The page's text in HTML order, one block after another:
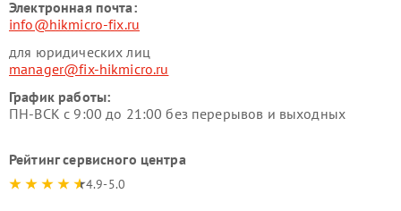
Электронная почта:
info@hikmicro-fix.ru
для юридических лиц
manager@fix-hikmicro.ru
График работы:
ПН-ВСК с 9:00 до 21:00 без перерывов и выходных
Рейтинг сервисного центра
4.9-5.0